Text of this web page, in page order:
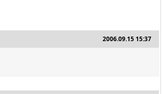
2006.09.15 15:37